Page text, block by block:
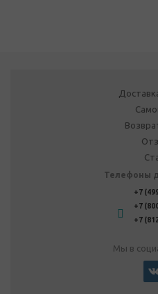
Телефоны
+7
+7
+7
Мы в